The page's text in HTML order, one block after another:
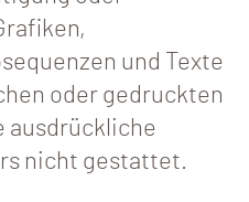
und Texte
oder gedruckten
ausdrückliche
nicht gestattet.